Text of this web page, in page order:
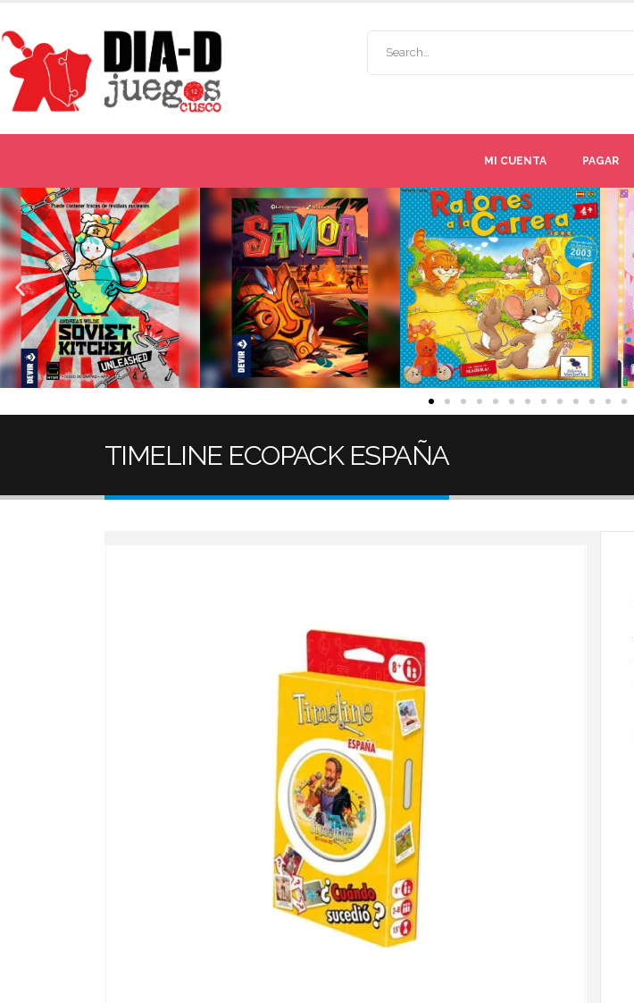
MI CUENTA PAGAR
TIMELINE ECOPACK ESPAÑA